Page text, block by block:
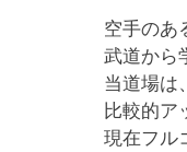
空手のあ
武道から
当道場は
比較的ア
現在フル